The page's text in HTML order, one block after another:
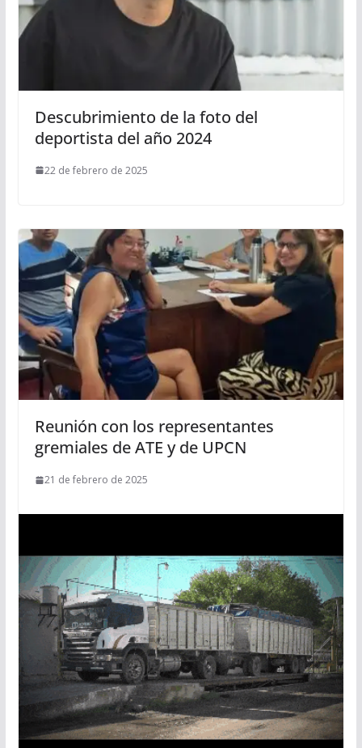
Descubrimiento de la foto del
deportista del año 2024
22 de febrero de 2025
Reunión con los representantes
gremiales de ATE y de UPCN
21 de febrero de 2025